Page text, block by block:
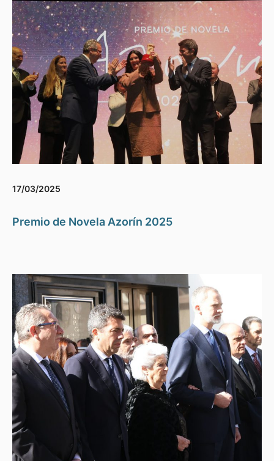
17/03/2025
Premio de Novela Azorín 2025